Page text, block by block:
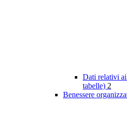
Dati relativi
tabelle) 2
Benessere